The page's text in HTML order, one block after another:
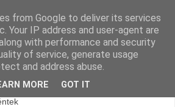
napi
from Google to deliver its services
Your IP address and user-agent are
with performance and security
of service, generate usage
and address abuse.
MORE GOT IT